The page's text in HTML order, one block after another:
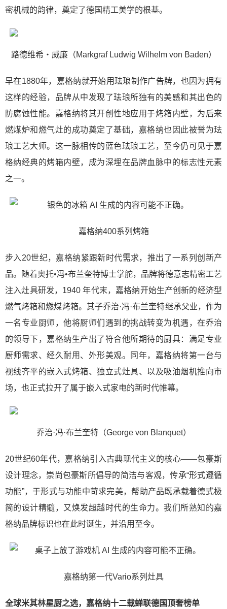
密机械的韵律，奠定了德国精工美学的根基。
路德维希・威廉（Markgraf Ludwig Wilhelm von Baden）
早在1880年，嘉格纳就开始用珐琅制作广告牌，也因为拥有
这样的经验，品牌从中发现了珐琅所独有的美感和其出色的
防腐蚀性能。嘉格纳将其开创性地应用于烤箱内壁，为后来
燃煤炉和燃气灶的成功奠定了基础，嘉格纳也因此被誉为珐
琅工艺大师。这一脉相传的蓝色珐琅工艺，至今仍可见于嘉
格纳经典的烤箱内壁，成为深埋在品牌血脉中的标志性元素
之一。
嘉格纳400系列烤箱
步入20世纪，嘉格纳紧跟新时代需求，推出了一系列创新产
品。随着奥托•冯•布兰奎特博士掌舵，品牌将德意志精密工艺
注入灶具研发，1940 年代末，嘉格纳开始生产创新的经济型
燃气烤箱和燃煤烤箱。其子乔治·冯·布兰奎特继承父业，作为
一名专业厨师，他将厨师们遇到的挑战转变为机遇，在乔治
的领导下，嘉格纳生产出了符合他所期待的厨具：满足专业
厨师需求、经久耐用、外形美观。同年，嘉格纳将第一台与
视线齐平的嵌入式烤箱、独立式灶具、以及吸油烟机推向市
场，也正式拉开了属于嵌入式家电的新时代帷幕。
乔治·冯·布兰奎特（George von Blanquet）
20世纪60年代，嘉格纳引入古典现代主义的核心——包豪斯
设计理念，崇尚包豪斯所倡导的简洁与客观，传承“形式遵循
功能”，于形式与功能中苛求完美，帮助产品既承载着德式极
简的设计精髓，又焕发超越时代的生命力。我们所熟知的嘉
格纳品牌标识也在此时诞生，并沿用至今。
嘉格纳第一代Vario系列灶具
全球米其林星厨之选，嘉格纳十二载蝉联德国顶奢榜单